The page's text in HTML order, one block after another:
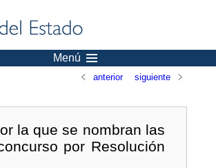
Menú
anterior siguiente
la que se nombran las
por Resolución